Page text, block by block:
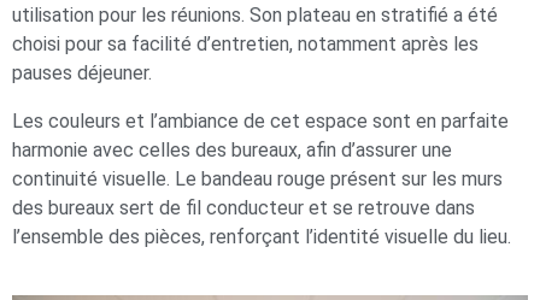
utilisation pour les réunions. Son plateau en stratifié a été
choisi pour sa facilité d’entretien, notamment après les
pauses déjeuner.
Les couleurs et l’ambiance de cet espace sont en parfaite
harmonie avec celles des bureaux, afin d’assurer une
continuité visuelle. Le bandeau rouge présent sur les murs
des bureaux sert de fil conducteur et se retrouve dans
l’ensemble des pièces, renforçant l’identité visuelle du lieu.